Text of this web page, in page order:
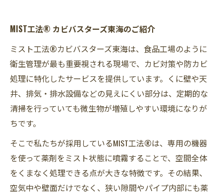
MIST工法® カビバスターズ東海のご紹介
ミスト工法®カビバスターズ東海は、食品工場のように
衛生管理が最も重要視される現場で、カビ対策や防カビ
処理に特化したサービスを提供しています。くに壁や天
井、排気・排水設備などの見えにくい部分は、定期的な
清掃を行っていても微生物が増殖しやすい環境になりが
ちです。
そこで私たちが採用しているMIST工法®は、専用の機器
を使って薬剤をミスト状態に噴霧することで、空間全体
をくまなく処理できる点が大きな特徴です。その結果、
空気中や壁面だけでなく、狭い隙間やパイプ内部にも薬